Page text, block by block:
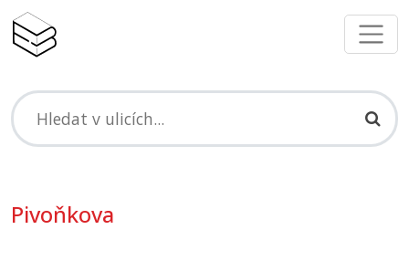
Pivoňkova